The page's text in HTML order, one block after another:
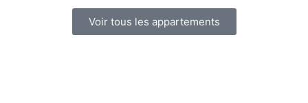
Voir tous les appartements